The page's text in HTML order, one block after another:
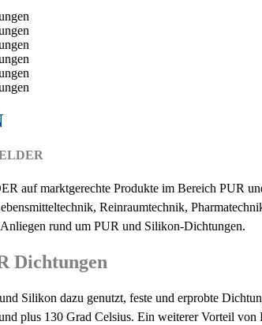
auf marktgerechte Produkte im Bereich PUR
Reinraumtechnik,
rund um PUR und Silikon-Dichtungen.
Dichtungen
Silikon dazu genutzt, feste und erprobte
plus 130 Grad Celsius. Ein weiterer Vorteil